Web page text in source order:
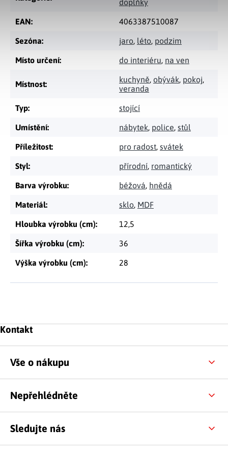
doplňky
EAN: 4063387510087
Sezóna: jaro, léto, podzim
Místo určení: do interiéru, na ven
Místnost: kuchyně, obývák, pokoj,
veranda
Typ: stojící
Umístění: nábytek, police, stůl
Příležitost: pro radost, svátek
Styl: přírodní, romantický
Barva výrobku: béžová, hnědá
Materiál: sklo, MDF
Hloubka výrobku (cm): 12,5
Šířka výrobku (cm): 36
Výška výrobku (cm): 28
Zápatí
Kontakt
Vše o nákupu
Nepřehlédněte
Sledujte nás